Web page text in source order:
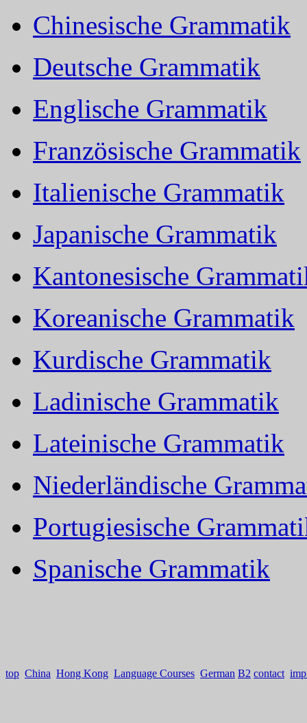
Chinesische Grammatik
Deutsche Grammatik
Englische Grammatik
Französische Grammatik
Italienische Grammatik
Japanische Grammatik
Kantonesische
Koreanische Grammatik
Kurdische Grammatik
Ladinische Grammatik
Lateinische Grammatik
Niederländische
Portugiesische
Spanische Grammatik
top China Hong Kong Language Courses German B2 contact